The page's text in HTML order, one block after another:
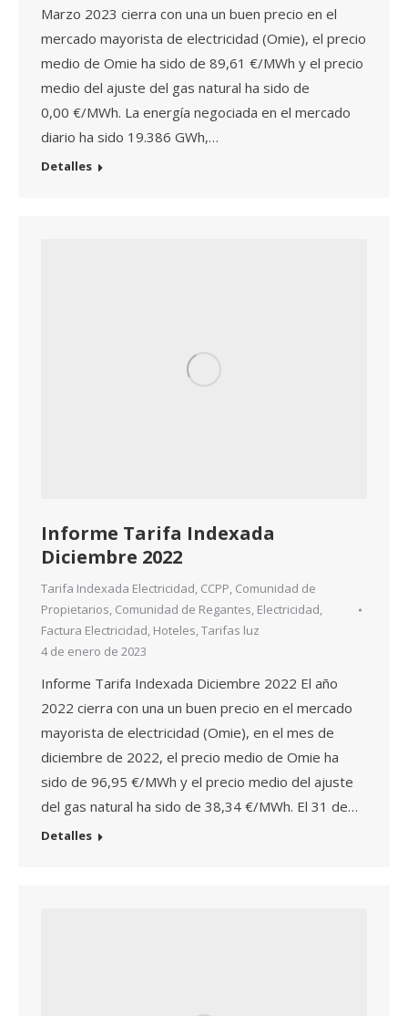
Marzo 2023 cierra con una un buen precio en el
mercado mayorista de electricidad (Omie), el precio
medio de Omie ha sido de 89,61 €/MWh y el precio
medio del ajuste del gas natural ha sido de
0,00 €/MWh. La energía negociada en el mercado
diario ha sido 19.386 GWh,…
Detalles
Informe Tarifa Indexada
Diciembre 2022
Tarifa Indexada Electricidad, CCPP, Comunidad de
Propietarios, Comunidad de Regantes, Electricidad,
Factura Electricidad, Hoteles,Tarifas luz
4 de enero de 2023
Informe Tarifa Indexada Diciembre 2022 El año
2022 cierra con una un buen precio en el mercado
mayorista de electricidad (Omie), en el mes de
diciembre de 2022, el precio medio de Omie ha
sido de 96,95 €/MWh y el precio medio del ajuste
del gas natural ha sido de 38,34 €/MWh. El 31 de…
Detalles